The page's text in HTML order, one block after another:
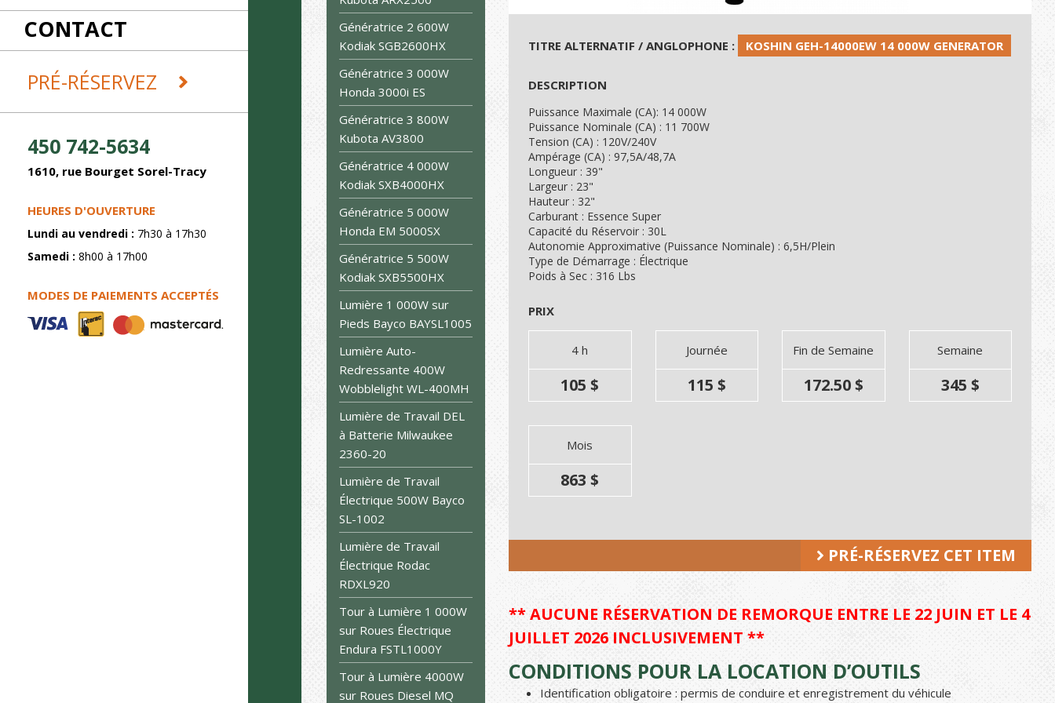
CONTACT
PRÉ-RÉSERVEZ
450 742-5634
1610, rue Bourget Sorel-Tracy
HEURES D'OUVERTURE
Lundi au vendredi : 7h30 à 17h30
Samedi : 8h00 à 17h00
MODES DE PAIEMENTS ACCEPTÉS
REMORQUES ET DÉMÉNAGEMENT
SABLAGE
Génératrice 2 600W
Kodiak SGB2600HX
Génératrice 3 000W
Honda 3000i ES
Génératrice 3 800W
Kubota AV3800
Génératrice 4 000W
Kodiak SXB4000HX
Génératrice 5 000W
Honda EM 5000SX
Génératrice 5 500W
Kodiak SXB5500HX
Lumière 1 000W sur
Pieds Bayco BAYSL1005
Lumière Auto-
Redressante 400W
Wobblelight WL-400MH
Lumière de Travail DEL
à Batterie Milwaukee
2360-20
Lumière de Travail
Électrique 500W Bayco
SL-1002
Lumière de Travail
Électrique Rodac
RDXL920
Tour à Lumière 1 000W
sur Roues Électrique
Endura FSTL1000Y
Tour à Lumière 4000W
sur Roues Diesel MQ
TITRE ALTERNATIF / ANGLOPHONE : KOSHIN GEH-14000EW 14 000W GENERATOR
DESCRIPTION
Puissance Maximale (CA): 14 000W
Puissance Nominale (CA) : 11 700W
Tension (CA) : 120V/240V
Ampérage (CA) : 97,5A/48,7A
Longueur : 39"
Largeur : 23"
Hauteur : 32"
Carburant : Essence Super
Capacité du Réservoir : 30L
Autonomie Approximative (Puissance Nominale) : 6,5H/Plein
Type de Démarrage : Électrique
Poids à Sec : 316 Lbs
PRIX
4 h
105 $
Journée
115 $
Fin de Semaine
172.50 $
Semaine
345 $
Mois
863 $
PRÉ-RÉSERVEZ CET ITEM
** AUCUNE RÉSERVATION DE REMORQUE ENTRE LE 22 JUIN ET LE 4
JUILLET 2026 INCLUSIVEMENT **
CONDITIONS POUR LA LOCATION D’OUTILS
Identification obligatoire : permis de conduire et enregistrement du véhicule